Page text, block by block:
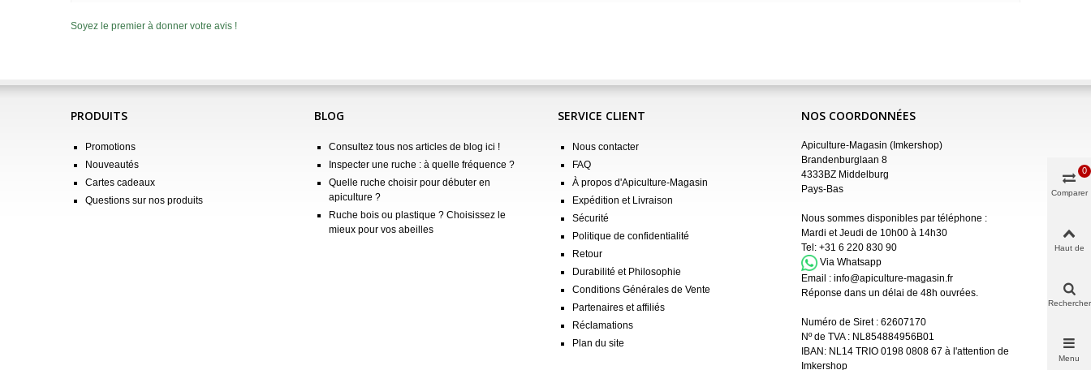
Soyez le premier à donner votre avis !
PRODUITS
Promotions
Nouveautés
Cartes cadeaux
Questions sur nos produits
BLOG
Consultez tous nos articles de blog ici !
Inspecter une ruche : à quelle fréquence ?
Quelle ruche choisir pour débuter en
apiculture ?
Ruche bois ou plastique ? Choisissez le
mieux pour vos abeilles
SERVICE CLIENT
Nous contacter
FAQ
À propos d'Apiculture-Magasin
Expédition et Livraison
Sécurité
Politique de confidentialité
Retour
Durabilité et Philosophie
Conditions Générales de Vente
Partenaires et affiliés
Réclamations
Plan du site
NOS COORDONNÉES
Apiculture-Magasin (Imkershop)
Brandenburglaan 8
4333BZ Middelburg
Pays-Bas
Nous sommes disponibles par téléphone :
Mardi et Jeudi de 10h00 à 14h30
Tel: +31 6 220 830 90
Via Whatsapp
Email : info@apiculture-magasin.fr
Réponse dans un délai de 48h ouvrées.
Numéro de Siret : 62607170
Nº de TVA : NL854884956B01
IBAN: NL14 TRIO 0198 0808 67 à l'attention de
Imkershop
Comparer
0
Haut de
Rechercher
Menu